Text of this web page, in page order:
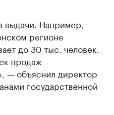
выдачи. Например,
регионе
до 30 тыс. человек.
продаж
— объяснил директор
государственной